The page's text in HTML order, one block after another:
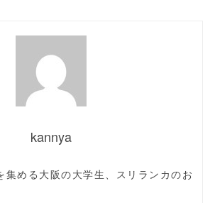
kannya
集める大阪の大学生、スリランカのお